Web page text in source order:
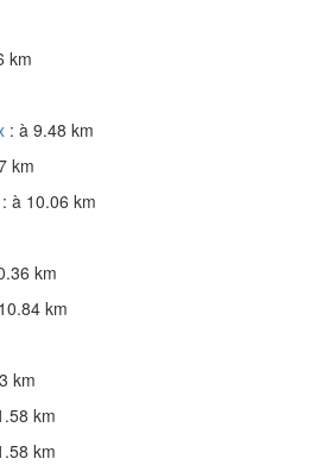
km
: à 9.48 km
km
: à 10.06 km
km
km
km
km
km